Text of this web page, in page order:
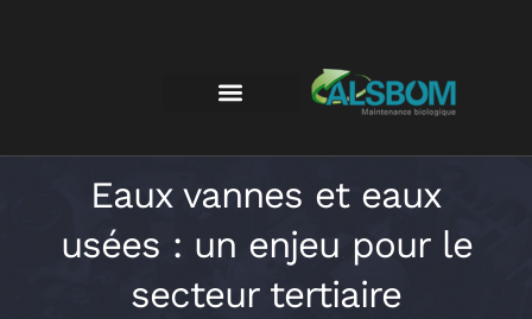
Eaux vannes et eaux
usées : un enjeu pour le
secteur tertiaire